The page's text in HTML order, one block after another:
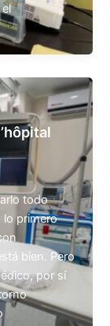
todo
lo primero
bien. Pero
por sí